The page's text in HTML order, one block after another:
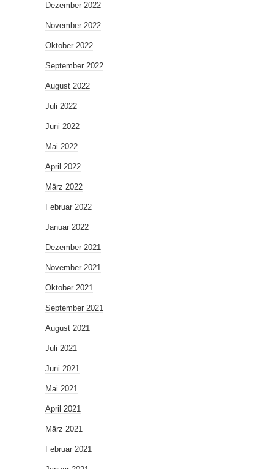
Dezember 2022
November 2022
Oktober 2022
September 2022
August 2022
Juli 2022
Juni 2022
Mai 2022
April 2022
März 2022
Februar 2022
Januar 2022
Dezember 2021
November 2021
Oktober 2021
September 2021
August 2021
Juli 2021
Juni 2021
Mai 2021
April 2021
März 2021
Februar 2021